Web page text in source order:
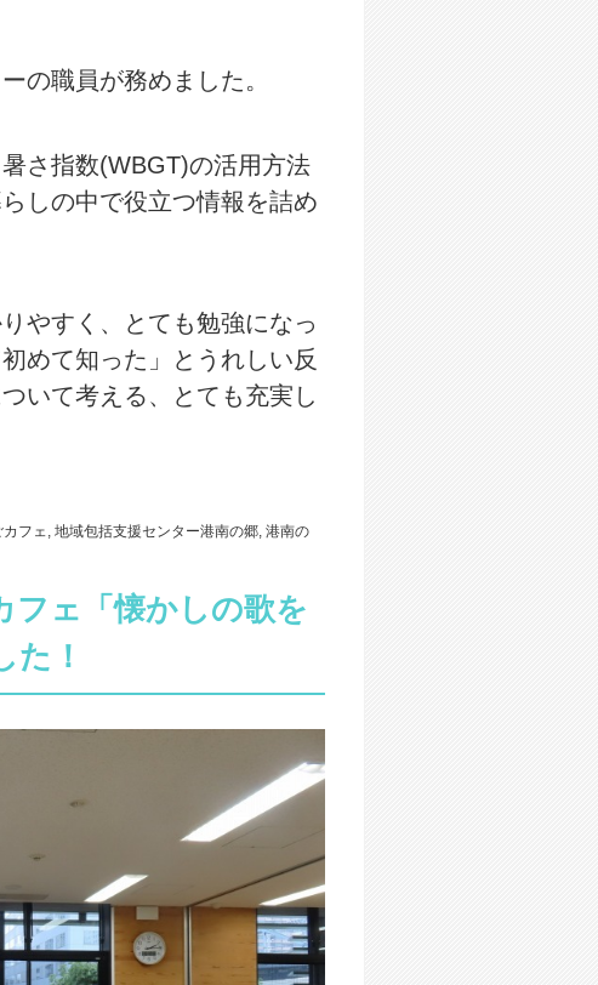
の職員が務めました。
さ指数(WBGT)の活用方法
しの中で役立つ情報を詰め
やすく、とても勉強になっ
めて知った」とうれしい反
いて考える、とても充実し
フェ 地域包括支援センター港南の郷 港南の
フェ「懐かしの歌を
た！